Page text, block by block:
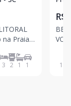
para
3 2 1 1
R$
nadar e
103